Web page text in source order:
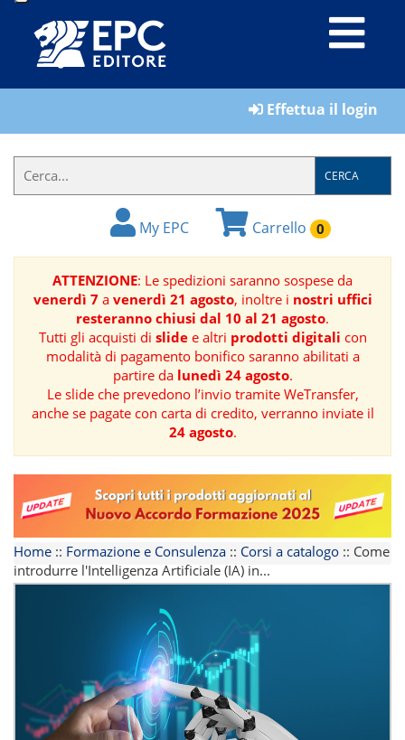
LIBRI
IL
FORMATORE
BOOK
RIVISTE
MANUALISTICA
SOFTWARE
TEMATICHE
Effettua il login
CERCA
My EPC Carrello 0
ATTENZIONE: Le spedizioni saranno sospese da
venerdì 7a venerdì 21 agosto, inoltre i nostri uffici
resteranno chiusi dal 10 al 21 agosto.
Tutti gli acquisti di slidee altri prodotti digitali con
modalità di pagamento bonifico saranno abilitati a
partire da lunedì 24 agosto.
Le slide che prevedono l’invio tramite WeTransfer,
anche se pagate con carta di credito, verranno inviate il
24 agosto.
Home :: Formazione e Consulenza :: Corsi a catalogo :: Come
introdurre l'Intelligenza Artificiale (IA) in...